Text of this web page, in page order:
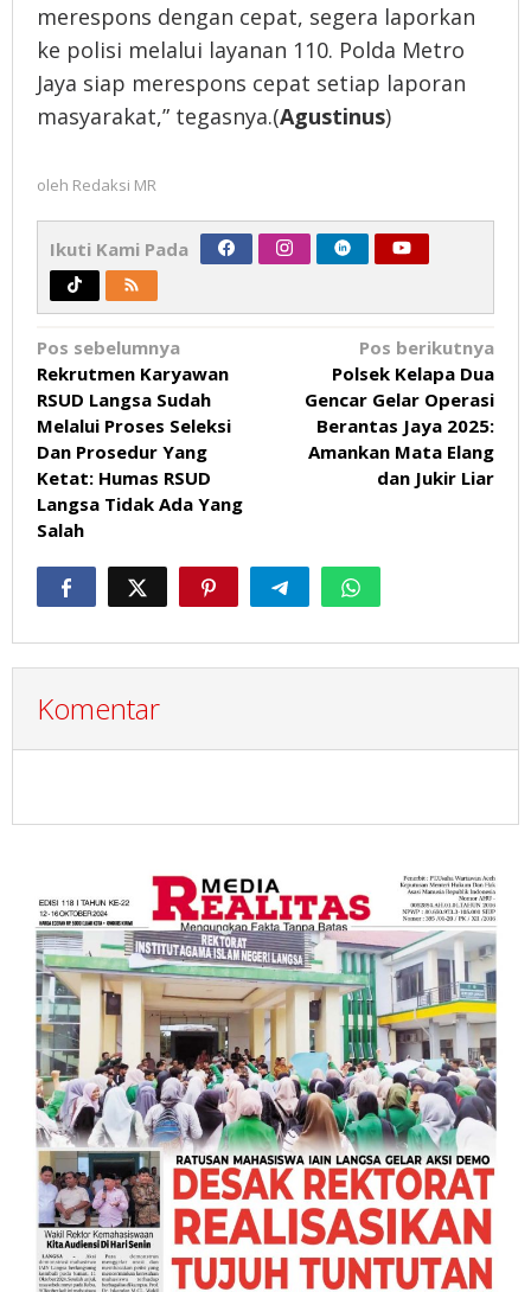
merespons dengan cepat, segera laporkan
ke polisi melalui layanan 110. Polda Metro
Jaya siap merespons cepat setiap laporan
masyarakat,” tegasnya.(Agustinus)
oleh Redaksi MR
Ikuti Kami Pada
Navigasi
pos
Pos sebelumnya
Rekrutmen Karyawan
RSUD Langsa Sudah
Melalui Proses Seleksi
Dan Prosedur Yang
Ketat: Humas RSUD
Langsa Tidak Ada Yang
Salah
Pos berikutnya
Polsek Kelapa Dua
Gencar Gelar Operasi
Berantas Jaya 2025:
Amankan Mata Elang
dan Jukir Liar
Komentar